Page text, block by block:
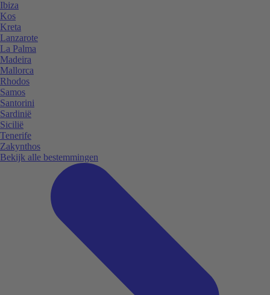
Ibiza
Kos
Kreta
Lanzarote
La Palma
Madeira
Mallorca
Rhodos
Samos
Santorini
Sardinië
Sicilië
Tenerife
Zakynthos
Bekijk alle bestemmingen